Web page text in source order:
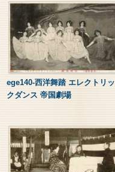
ege140-西洋舞踏 エレクトリッ
クダンス 帝国劇場